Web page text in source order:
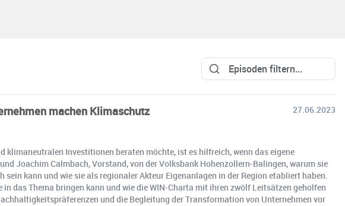
machen Klimaschutz
27.06.2023
Investitionen beraten möchte, ist es hilfreich, wenn das eigene
Joachim Calmbach, Vorstand, von der Volksbank Hohenzollern-Balingen, warum sie
kann und wie sie als regionaler Akteur Eigenanlagen in der Region etabliert haben.
das Thema bringen kann und wie die WIN-Charta mit ihren zwölf Leitsätzen geholfen
und die Begleitung der Transformation von Unternehmen vor